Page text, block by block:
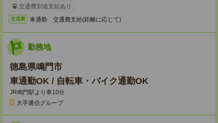
交通費別途支給あり
交通費 車通勤 交通費支給(距離に応じて)
勤務地
徳島県鳴門市
車通勤OK / 自転車・バイク通勤OK
JR鳴門駅より車10分
大手通信グループ